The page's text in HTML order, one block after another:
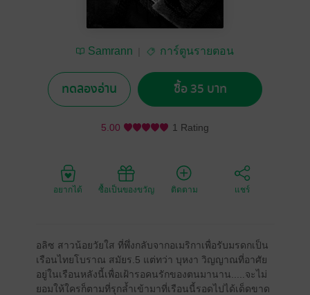
Samrann การ์ตูนรายตอน
ทดลองอ่าน ซื้อ 35 บาท
5.00 1 Rating
อยากได้ ซื้อเป็นของขวัญ ติดตาม แชร์
อลิซ สาวน้อยวัยใส ที่พึ่งกลับจากอเมริกาเพื่อรับมรดกเป็น
เรือนไทยโบราณ สมัยร.5 แต่ทว่า บุหงา วิญญาณที่อาศัย
อยู่ในเรือนหลังนี้เพื่อเฝ้ารอคนรักของตนมานาน.....จะไม่
ยอมให้ใครก็ตามที่รุกลํ้าเข้ามาที่เรือนนี้รอดไปได้เด็ดขาด